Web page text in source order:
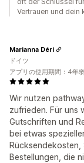
Vertrauen und
Wir nutzen
zufrieden. Für uns
Gutschriften und
bei etwas
Bestellungen, die
Marianna Déri
ドイツ
アプリの使用期間：4年